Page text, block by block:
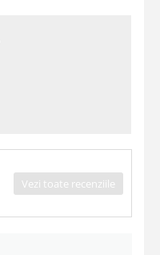
Vezi toate recenziile